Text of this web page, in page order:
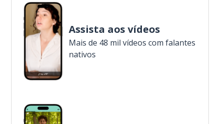
Assista aos vídeos
Mais de 48 mil vídeos com falantes
nativos